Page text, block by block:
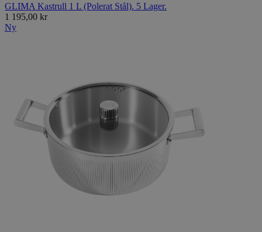
GLIMA Kastrull 1 L (Polerat Stål). 5 Lager.
1 195,00 kr
Ny